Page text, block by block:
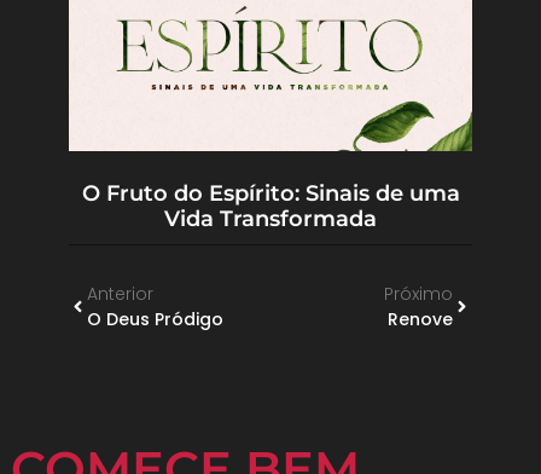
O Fruto do Espírito: Sinais de uma
Vida Transformada
Anterior
O Deus Pródigo
Próximo
Renove